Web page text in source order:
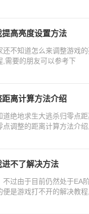
高亮度设置方法
不知道怎么来调整游戏
,需要的朋友可以参考下
离计算方法介绍
绝地求生大逃杀归零点
调整的距离计算方法介绍,
不了解决方法
过由于目前仍然处于EA
是游戏打不开的解决教程,